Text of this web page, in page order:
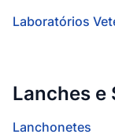
Laboratórios
Lanches e
Lanchonetes